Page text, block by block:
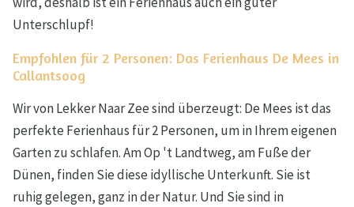
Unterschlupf!
Empfohlen für 2 Personen: Das Ferienhaus De Mees in
Callantsoog
Wir von Lekker Naar Zee sind überzeugt: De Mees ist das
perfekte Ferienhaus für 2 Personen, um in Ihrem eigenen
Garten zu schlafen. Am Op 't Landtweg, am Fuße der
Dünen, finden Sie diese idyllische Unterkunft. Sie ist
ruhig gelegen, ganz in der Natur. Und Sie sind in